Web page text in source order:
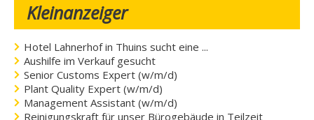
Kleinanzeiger
Hotel Lahnerhof in Thuins sucht eine ...
Aushilfe im Verkauf gesucht
Senior Customs Expert (w/m/d)
Plant Quality Expert (w/m/d)
Management Assistant (w/m/d)
Reinigungskraft für unser Bürogebäude in Teilzeit